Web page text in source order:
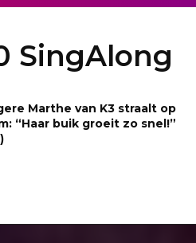
SingAlong
Marthe van K3 straalt op
“Haar buik groeit zo snel!”